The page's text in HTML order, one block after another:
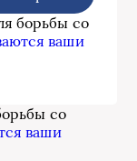
борьбы со
ваши
со
ваши